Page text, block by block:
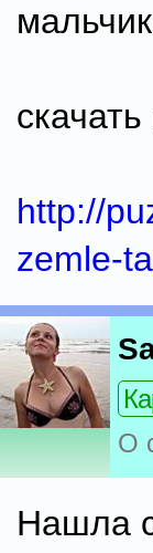
http://
zemle-
О
Нашла